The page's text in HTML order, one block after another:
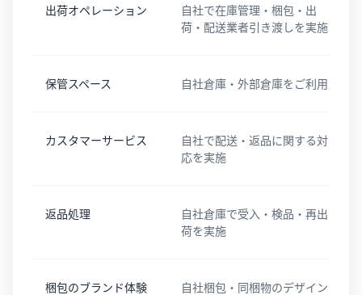
出荷オペレーション
自社で在庫管理・梱包・出
荷・配送業者引き渡しを実施
保管スペース 自社倉庫・外部倉庫をご利用
カスタマーサービス
自社で配送・返品に関する対
応を実施
返品処理
自社倉庫で受入・検品・再出
荷を実施
梱包のブランド体験
自社梱包・同梱物のデザイン